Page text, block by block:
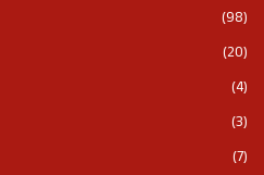
(98)
(20)
(4)
(3)
(7)